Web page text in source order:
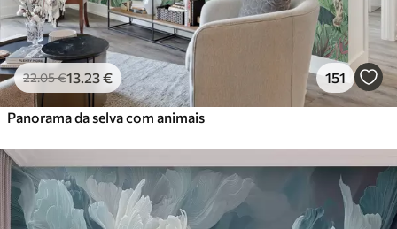
22.05€13 .23€ 151
Panorama da selva com animais